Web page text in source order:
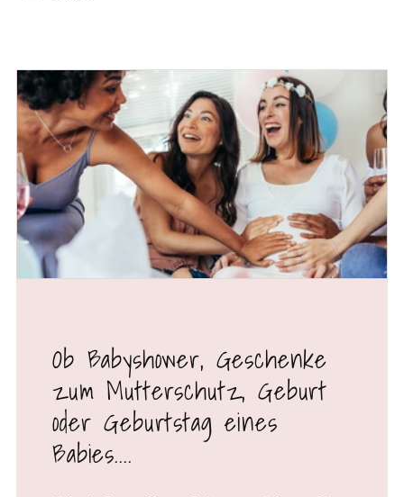
Ob Babyshower, Geschenke
zum Mutterschutz, Geburt
oder Geburtstag eines
Babies....